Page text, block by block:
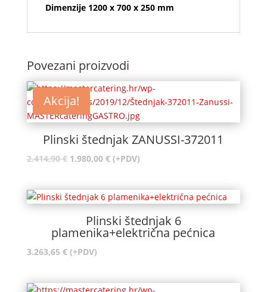
Dimenzije 1200 x 700 x 250 mm
Povezani proizvodi
Akcija!
Plinski štednjak ZANUSSI-372011
2.414,90€ Izvorna
je:
1.980,00 €Trenutna
1.980,00 €.
(+PDV)
Plinski štednjak 6
plamenika+električna pećnica
3.263,65 € (+PDV)